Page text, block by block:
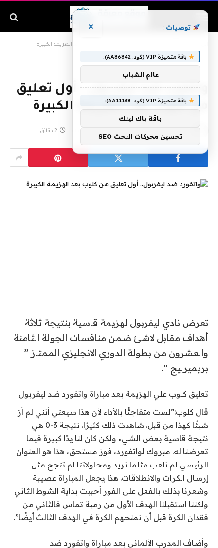
واتفورد ضد ليفربول.. أول تعليق من كلوب بعد الهزيمة الكبيرة
واتفورد ضد ليفربول.. أول تعليق
من كلوب بعد الهزيمة الكبيرة
2 دقائق
تعرض نادي ليفربول لهزيمة قاسية بنتيجة ثلاثة
أهداف مقابل لاشئ ضمن منافسات الجولة الثامنة
والعشرون من بطولة الدوري الانجليزي الممتاز ”
بريميرليج “.
تعليق كلوب علي الهزيمة بعد مباراة واتفورد ضد ليفربول:
قال كلوب:”لست متفاجئًا بالأداء لأن هذا سيعني أنني لم أرَ
شيئًا كهذا من قبل. شاهدت ذلك كثيرًا. نتيجة 3-0 هي
نتيجة قاسية بعض الشيء ولكن كان لنا يدًا كبيرة فيما
تعرضنا له. مبروك لواتفورد، فوز مستحق، هذا هو العنوان
الرئيسي لم نلعب مثلما نريد ومحاولاتنا لم تنجح مثل
إرسال الكرات والانطلاقات. هذا يجعل المباراة عصيبة
وشعرنا بذلك بالفعل على الفور أحببت بداية الشوط الثاني
ولكننا استقبلنا الهدف الأول من رمية تماس فالثاني من
فقدان الكرة قبل أن نمنحهم الكرة في الهدف الثالث أيضًا”.
وأضاف المدرب الألماني بعد مباراة واتفورد ضد
توصيات : ×
باقة متميزة VIP (كود: AA86842):
عالم الشباب
باقة متميزة VIP (كود: AA11138):
باقة باك لينك
تحسين محركات البحث SEO